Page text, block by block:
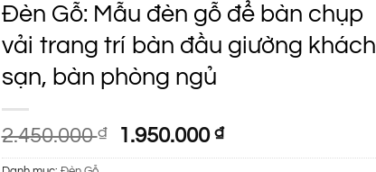
Đèn Gỗ: Mẫu đèn gỗ để bàn chụp
vải trang trí bàn đầu giường khách
sạn, bàn phòng ngủ
2.450.000₫
Giá
gốc
1.950.000 ₫Giá
hiện